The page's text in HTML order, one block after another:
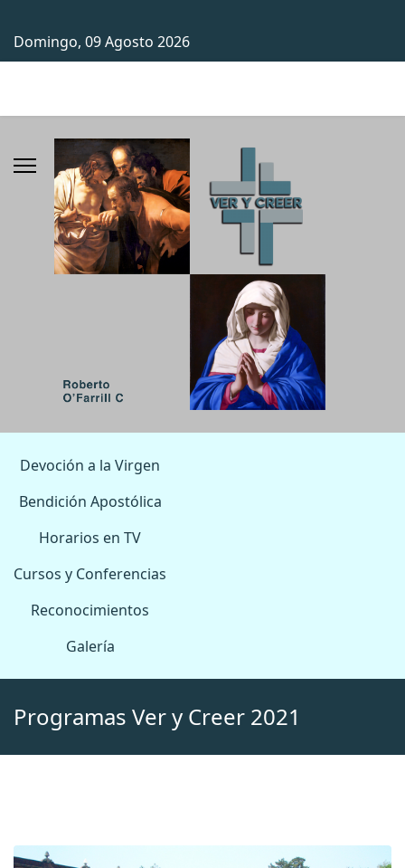
Domingo, 09 Agosto 2026
Devoción a la Virgen
Bendición Apostólica
Horarios en TV
Cursos y Conferencias
Reconocimientos
Galería
Programas Ver y Creer 2021